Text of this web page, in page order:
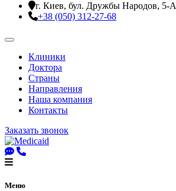
г. Киев, бул. Дружбы Народов, 5-А
+38 (050) 312-27-68
Клиники
Доктора
Страны
Направления
Наша компания
Контакты
Заказать звонок
Меню